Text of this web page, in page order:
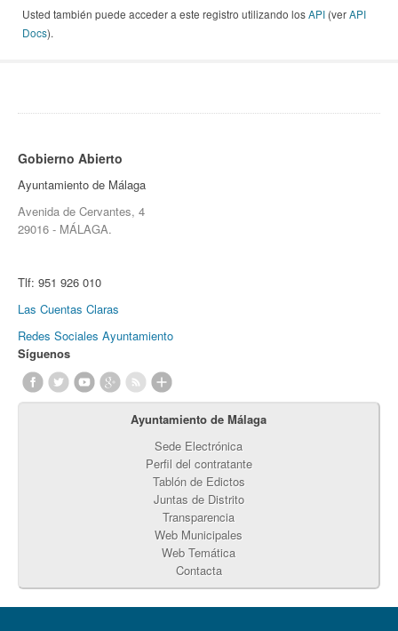
Usted también puede acceder a este registro utilizando losAPI (verAPI
Docs).
Gobierno Abierto
Ayuntamiento de Málaga
Avenida de Cervantes, 4
29016 - MÁLAGA.
Tlf: 951 926 010
Las Cuentas Claras
Redes Sociales Ayuntamiento
Síguenos
Ayuntamiento de Málaga
Sede Electrónica
Perfil del contratante
Tablón de Edictos
Juntas de Distrito
Transparencia
Web Municipales
Web Temática
Contacta